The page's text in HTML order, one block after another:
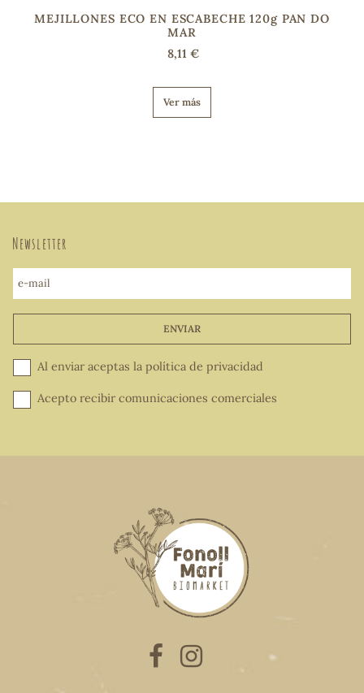
MEJILLONES ECO EN ESCABECHE 120g PAN DO
MAR
8,11 €
Ver más
Newsletter
e-mail
ENVIAR
Al enviar aceptas la política de privacidad
Acepto recibir comunicaciones comerciales